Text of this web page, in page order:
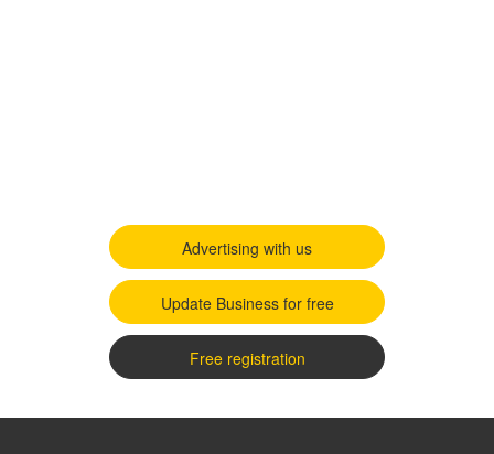
Advertising with us
Update Business for free
Free registration